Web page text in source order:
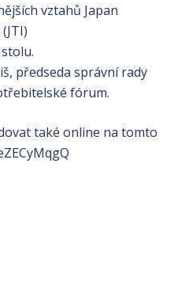
vztahů Japan
předseda správní rady
fórum.
také online na tomto